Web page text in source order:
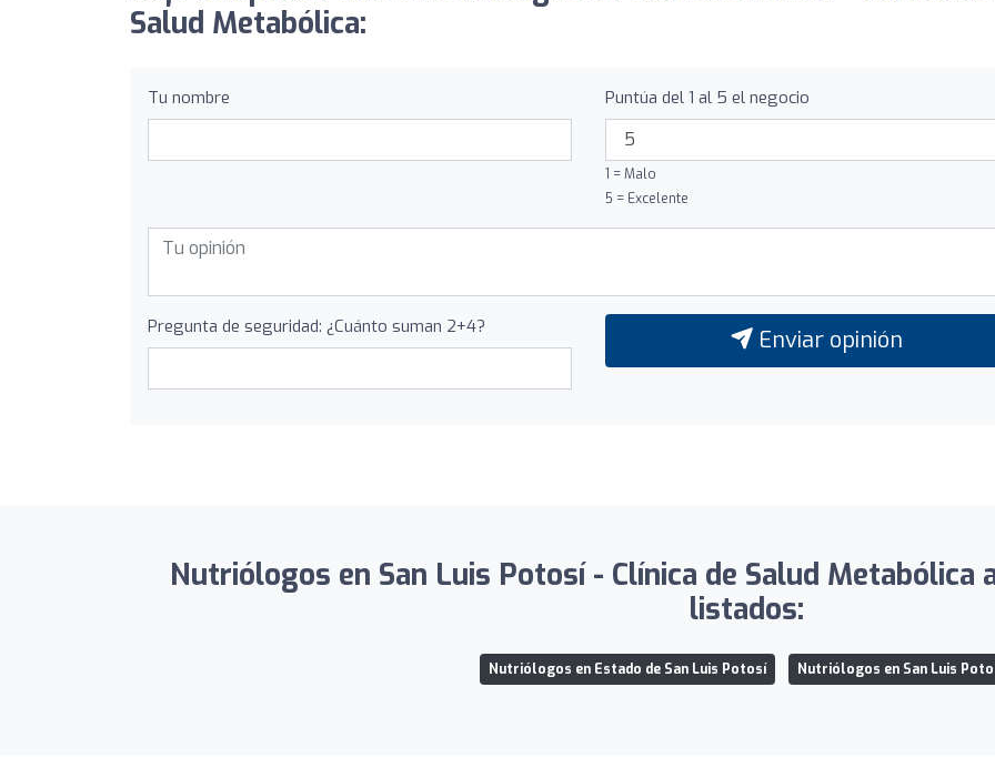
Salud Metabólica:
Tu nombre Puntúa del 1 al 5 el negocio
1 = Malo
5 = Excelente
Pregunta de seguridad: ¿Cuánto suman 2+4? Enviar opinión
Nutriólogos en San Luis Potosí - Clínica de Salud Metabólica
listados:
Nutriólogos en Estado de San Luis Potosí Nutriólogos en San Luis